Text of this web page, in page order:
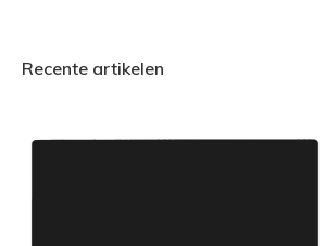
Recente artikelen